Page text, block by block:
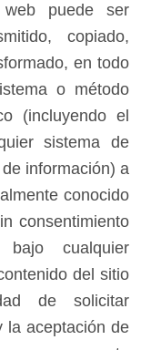
puede ser
copiado,
en todo
o método
(incluyendo el
sistema de
información) a
conocido
consentimiento
cualquier
del sitio
de solicitar
la aceptación de